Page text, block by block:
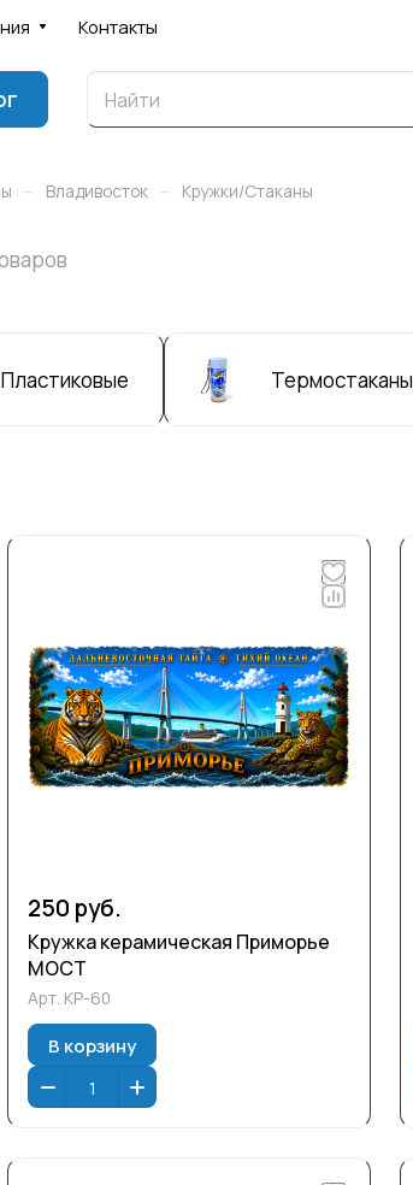
Контакты
– Владивосток – Кружки/Стаканы
Пластиковые Термостаканы
250 руб.
Кружка керамическая Приморье
МОСТ
Арт. КР-60
В корзину